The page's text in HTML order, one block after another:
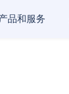
品和服务